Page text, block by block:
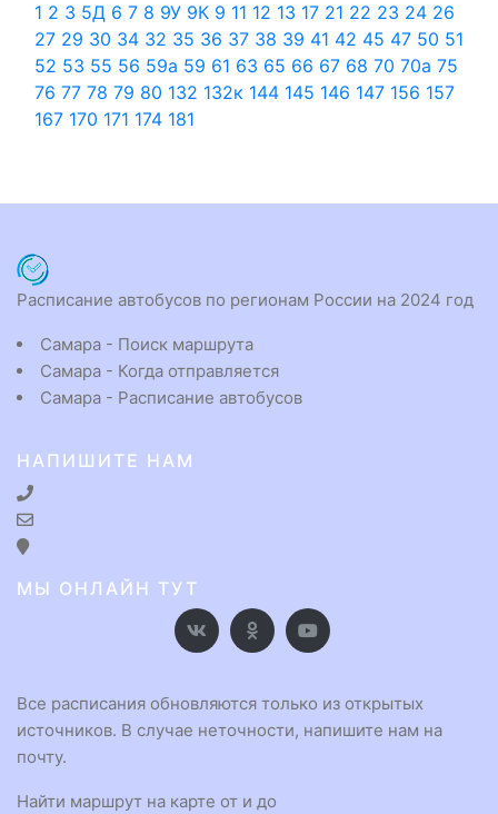
1 2 3 5Д 6 7 8 9У 9К 9 11 12 13 17 21 22 23 24 26
27 29 30 34 32 35 36 37 38 39 41 42 45 47 50 51
52 53 55 56 59а 59 61 63 65 66 67 68 70 70а 75
76 77 78 79 80 132 132к 144 145 146 147 156 157
167 170 171 174 181
Расписание автобусов по регионам России на 2024 год
Самара - Поиск маршрута
Самара - Когда отправляется
Самара - Расписание автобусов
НАПИШИТЕ НАМ
МЫ ОНЛАЙН ТУТ
Все расписания обновляются только из открытых
источников. В случае неточности, напишите нам на
почту.
Найти маршрут на карте от и до